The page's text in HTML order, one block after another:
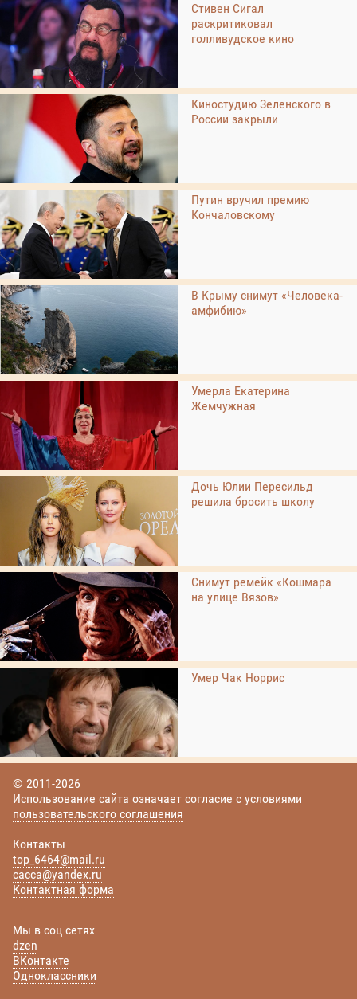
Стивен Сигал
раскритиковал
голливудское кино
Киностудию Зеленского в
России закрыли
Путин вручил премию
Кончаловскому
В Крыму снимут «Человека-
амфибию»
Умерла Екатерина
Жемчужная
Дочь Юлии Пересильд
решила бросить школу
Снимут ремейк «Кошмара
на улице Вязов»
Умер Чак Норрис
© 2011-2026
Использование сайта означает согласие с условиями
пользовательского соглашения
Контакты
top_6464@mail.ru
cacca@yandex.ru
Контактная форма
Мы в соц сетях
dzen
ВКонтакте
Одноклассники